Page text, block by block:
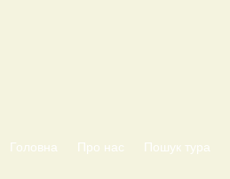
Головна Про нас Пошук тура